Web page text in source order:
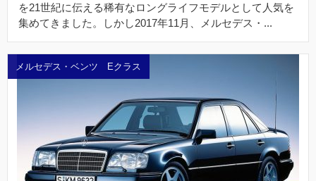
を21世紀に伝える稀有なロングライフモデルとして人気を
集めてきました。しかし2017年11月、メルセデス・...
メルセデス・ベンツ Eクラス